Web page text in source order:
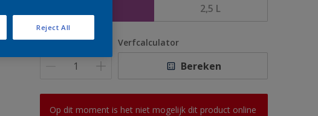
2,5 L
Aantal Verfcalculator
Bereken
Op dit moment is het niet mogelijk dit product online
Reject All